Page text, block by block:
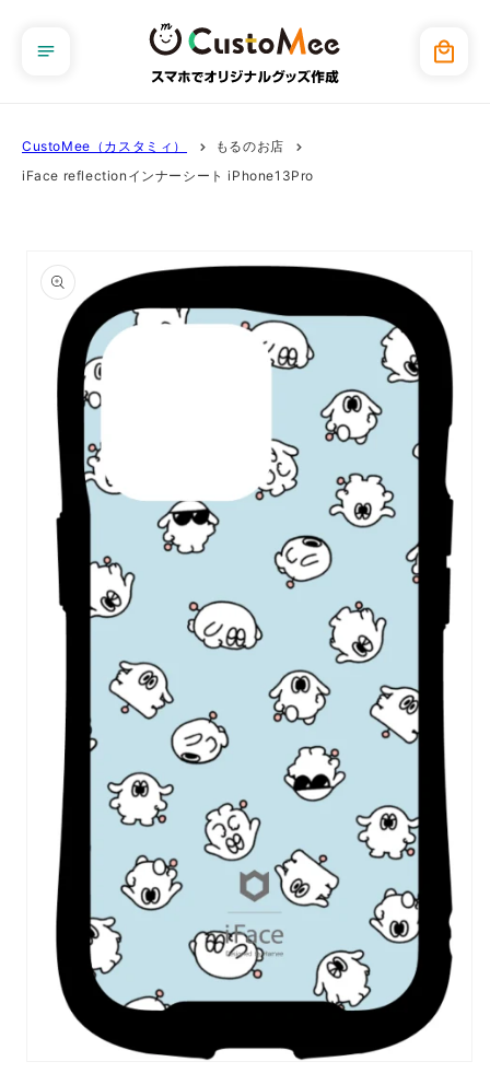
進む
ー
CustoMee（カスタミィ）
もるのお店
iFace reflectionインナーシート iPhone13Pro
報にス
キップ